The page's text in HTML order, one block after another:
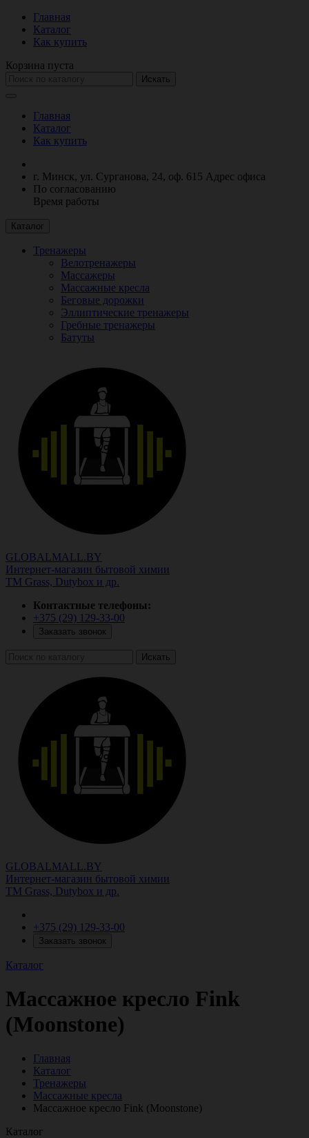
Главная
Каталог
Как купить
Корзина пуста
Искать
Главная
Каталог
Как купить
г. Минск, ул. Сурганова, 24, оф. 615 Адрес офиса
По согласованию
Время работы
Каталог
Тренажеры
Велотренажеры
Массажеры
Массажные кресла
Беговые дорожки
Эллиптические тренажеры
Гребные тренажеры
Батуты
GLOBALMALL.BY
Интернет-магазин бытовой химии
ТМ Grass, Dutybox и др.
Контактные телефоны:
+375 (29) 129-33-00
Заказать звонок
Искать
GLOBALMALL.BY
Интернет-магазин бытовой химии
ТМ Grass, Dutybox и др.
+375 (29) 129-33-00
Заказать звонок
Каталог
Массажное кресло Fink
(Moonstone)
Главная
Каталог
Тренажеры
Массажные кресла
Массажное кресло Fink (Moonstone)
Каталог